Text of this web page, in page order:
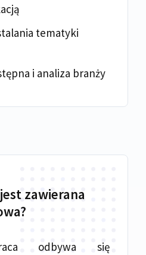
tematyki
i analiza branży
zawierana
odbywa się